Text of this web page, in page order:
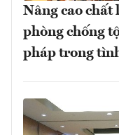
Nâng cao chất
phòng chống
pháp trong